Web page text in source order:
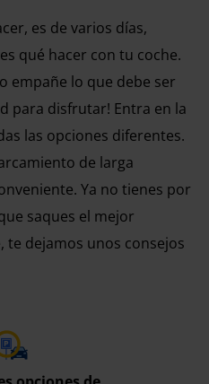
es de varios días,
qué hacer con tu coche.
empañe lo que debe ser
para disfrutar! Entra en la
las opciones diferentes.
de larga
Ya no tienes por
saques el mejor
te dejamos unos consejos